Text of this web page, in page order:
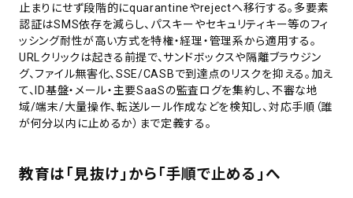
止まりにせず段階的にquarantineやrejectへ移行する。多要素
認証はSMS依存を減らし、パスキーやセキュリティキー等のフィ
ッシング耐性が高い方式を特権・経理・管理系から適用する。
URLクリックは起きる前提で、サンドボックスや隔離ブラウジン
グ、ファイル無害化、SSE/CASBで到達点のリスクを抑える。加え
て、ID基盤・メール・主要SaaSの監査ログを集約し、不審な地
域/端末/大量操作、転送ルール作成などを検知し、対応手順（誰
が何分以内に止めるか）まで定義する。
教育は「見抜け」から「手順で止める」へ